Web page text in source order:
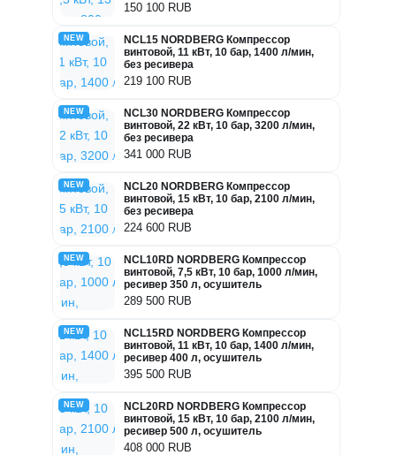
150 100 RUB
NEW
NCL15 NORDBERG Компрессор
винтовой, 11 кВт, 10 бар, 1400 л/мин,
без ресивера
219 100 RUB
NEW
NCL30 NORDBERG Компрессор
винтовой, 22 кВт, 10 бар, 3200 л/мин,
без ресивера
341 000 RUB
NEW
NCL20 NORDBERG Компрессор
винтовой, 15 кВт, 10 бар, 2100 л/мин,
без ресивера
224 600 RUB
NEW
NCL10RD NORDBERG Компрессор
винтовой, 7,5 кВт, 10 бар, 1000 л/мин,
ресивер 350 л, осушитель
289 500 RUB
NEW
NCL15RD NORDBERG Компрессор
винтовой, 11 кВт, 10 бар, 1400 л/мин,
ресивер 400 л, осушитель
395 500 RUB
NEW
NCL20RD NORDBERG Компрессор
винтовой, 15 кВт, 10 бар, 2100 л/мин,
ресивер 500 л, осушитель
408 000 RUB